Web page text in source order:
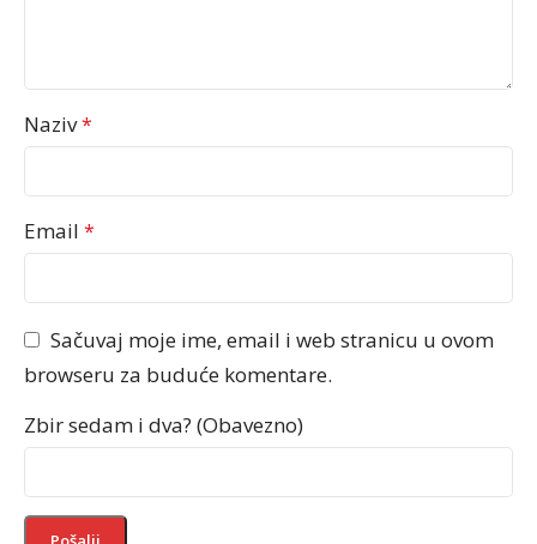
Naziv*
Email *
Sačuvaj moje ime, email i web stranicu u ovom
browseru za buduće komentare.
Zbir sedam i dva? (Obavezno)